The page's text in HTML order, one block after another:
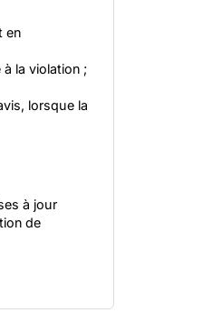
en
la violation ;
lorsque la
à jour
de